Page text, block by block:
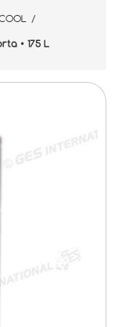
/
• 175 L